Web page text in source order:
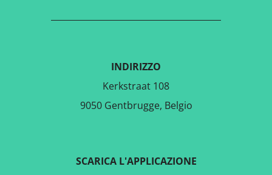
INDIRIZZO
Kerkstraat 108
9050 Gentbrugge, Belgio
SCARICA L'APPLICAZIONE